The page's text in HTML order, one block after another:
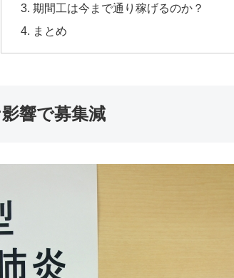
期間工は今まで通り稼げるのか？
まとめ
響で募集減